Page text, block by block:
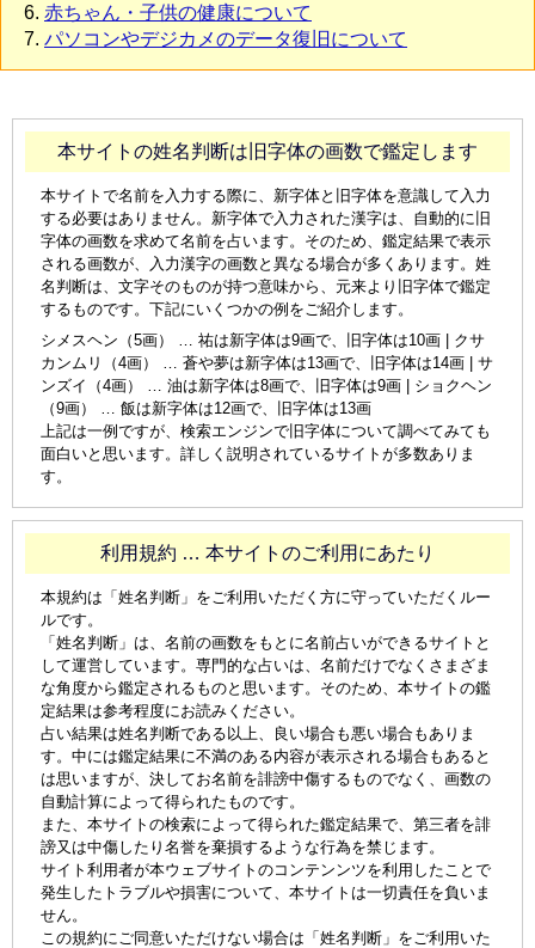
赤ちゃん・子供の健康について
パソコンやデジカメのデータ復旧について
本サイトの姓名判断は旧字体の画数で鑑定します
本サイトで名前を入力する際に、新字体と旧字体を意識して入力
する必要はありません。新字体で入力された漢字は、自動的に旧
字体の画数を求めて名前を占います。そのため、鑑定結果で表示
される画数が、入力漢字の画数と異なる場合が多くあります。姓
名判断は、文字そのものが持つ意味から、元来より旧字体で鑑定
するものです。下記にいくつかの例をご紹介します。
シメスヘン（5画） … 祐は新字体は9画で、旧字体は10画 | クサ
カンムリ（4画） … 蒼や夢は新字体は13画で、旧字体は14画 | サ
ンズイ（4画） … 油は新字体は8画で、旧字体は9画 | ショクヘン
（9画） … 飯は新字体は12画で、旧字体は13画
上記は一例ですが、検索エンジンで旧字体について調べてみても
面白いと思います。詳しく説明されているサイトが多数ありま
す。
利用規約 … 本サイトのご利用にあたり
本規約は「姓名判断」をご利用いただく方に守っていただくルー
ルです。
「姓名判断」は、名前の画数をもとに名前占いができるサイトと
して運営しています。専門的な占いは、名前だけでなくさまざま
な角度から鑑定されるものと思います。そのため、本サイトの鑑
定結果は参考程度にお読みください。
占い結果は姓名判断である以上、良い場合も悪い場合もありま
す。中には鑑定結果に不満のある内容が表示される場合もあると
は思いますが、決してお名前を誹謗中傷するものでなく、画数の
自動計算によって得られたものです。
また、本サイトの検索によって得られた鑑定結果で、第三者を誹
謗又は中傷したり名誉を棄損するような行為を禁じます。
サイト利用者が本ウェブサイトのコンテンンツを利用したことで
発生したトラブルや損害について、本サイトは一切責任を負いま
せん。
この規約にご同意いただけない場合は「姓名判断」をご利用いた